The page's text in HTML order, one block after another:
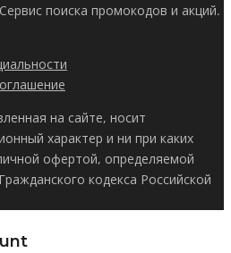
поиска промокодов и акций.
на сайте, носит
характер и ни при каких
офертой, определяемой
кодекса Российской